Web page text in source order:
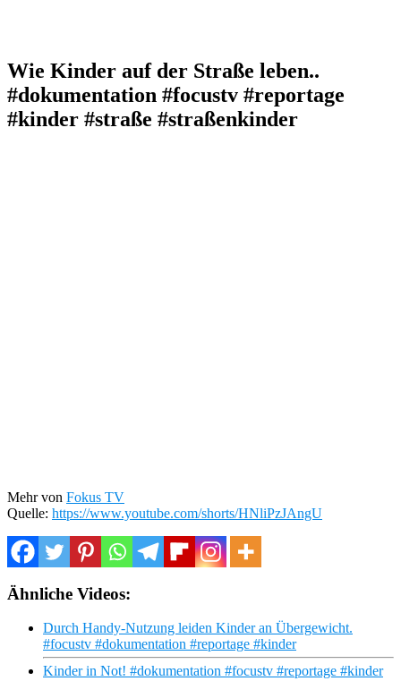
Wie Kinder auf der Straße leben..
#dokumentation #focustv #reportage
#kinder #straße #straßenkinder
Mehr von Fokus TV
Quelle: https://www.youtube.com/shorts/HNliPzJAngU
Ähnliche Videos:
Durch Handy-Nutzung leiden Kinder an Übergewicht.
#focustv #dokumentation #reportage #kinder
Kinder in Not! #dokumentation #focustv #reportage #kinder